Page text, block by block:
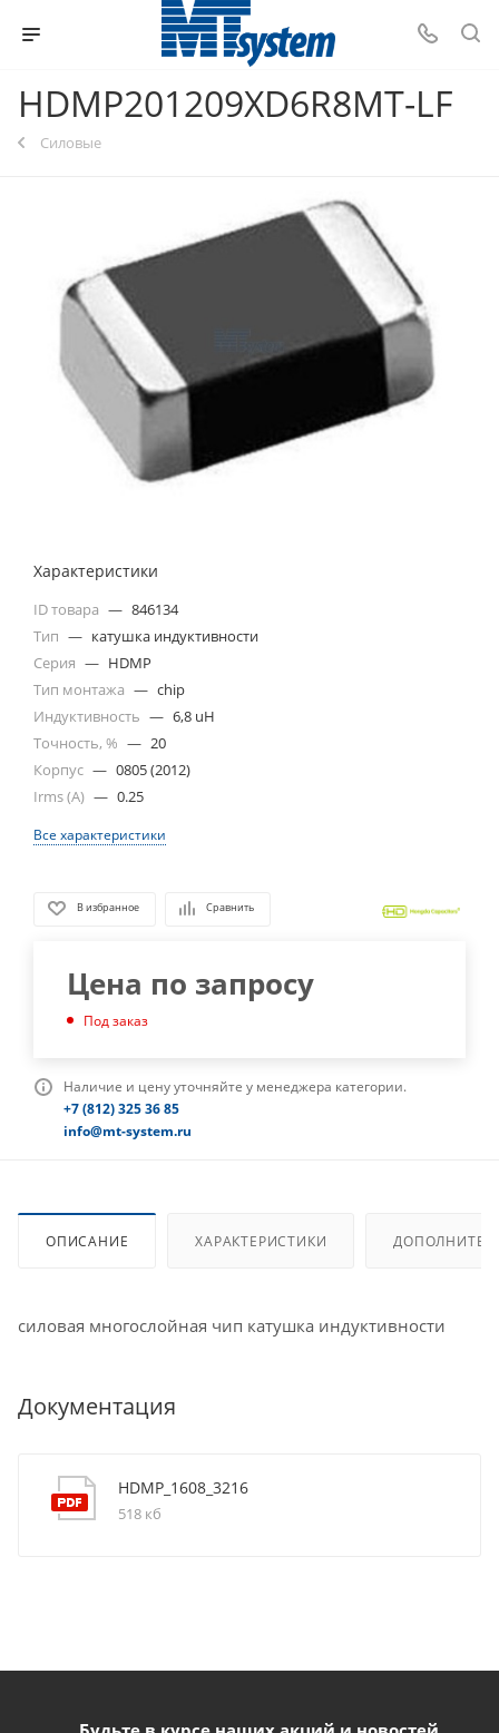
HDMP201209XD6R8MT-LF
Силовые
Характеристики
ID товара — 846134
Тип — катушка индуктивности
Серия — HDMP
Тип монтажа — chip
Индуктивность — 6,8 uH
Точность, % — 20
Корпус — 0805 (2012)
Irms (A) — 0.25
Все характеристики
В избранное Сравнить
Цена по запросу
Под заказ
Наличие и цену уточняйте у менеджера категории.
+7 (812) 325 36 85
info@mt-system.ru
ОПИСАНИЕ ХАРАКТЕРИСТИКИ
силовая многослойная чип катушка индуктивности
Документация
HDMP_1608_3216
518 кб